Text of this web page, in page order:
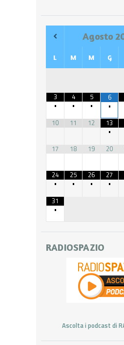
Agosto
L M M G
3
•
4
•
5
•
6
•
10 11 12
13
•
17
18 19 20
24
•
25
•
26
•
27
•
31
•
RADIOSPAZIO
Ascolta i podcast di